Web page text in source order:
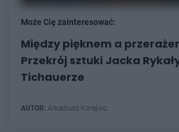
Może Cię zainteresować:
Między pięknem a
Przekrój sztuki Jacka
Tichauerze
AUTOR: Arkadiusz Korejwo